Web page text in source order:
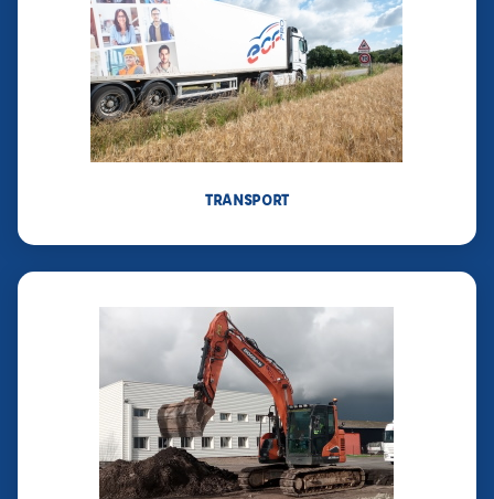
TRANSPORT